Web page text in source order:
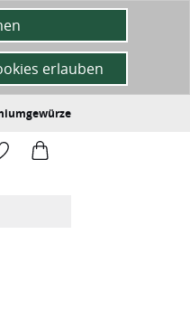
erlauben